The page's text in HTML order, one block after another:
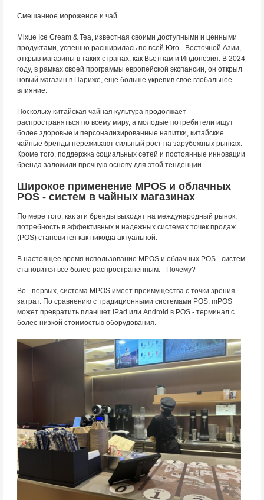
Смешанное мороженое и чай
Mixue Ice Cream & Tea, известная своими доступными и ценными
продуктами, успешно расширилась по всей Юго - Восточной Азии,
открыв магазины в таких странах, как Вьетнам и Индонезия. В 2024
году, в рамках своей программы европейской экспансии, он открыл
новый магазин в Париже, еще больше укрепив свое глобальное
влияние.
Поскольку китайская чайная культура продолжает
распространяться по всему миру, а молодые потребители ищут
более здоровые и персонализированные напитки, китайские
чайные бренды переживают сильный рост на зарубежных рынках.
Кроме того, поддержка социальных сетей и постоянные инновации
бренда заложили прочную основу для этой тенденции.
Широкое применение MPOS и облачных
POS - систем в чайных магазинах
По мере того, как эти бренды выходят на международный рынок,
потребность в эффективных и надежных системах точек продаж
(POS) становится как никогда актуальной.
В настоящее время использование MPOS и облачных POS - систем
становится все более распространенным. - Почему?
Во - первых, система MPOS имеет преимущества с точки зрения
затрат. По сравнению с традиционными системами POS, mPOS
может превратить планшет iPad или Android в POS - терминал с
более низкой стоимостью оборудования.